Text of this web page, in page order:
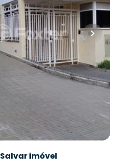
Salvar imóvel